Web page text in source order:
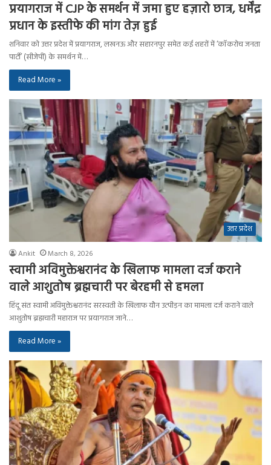
प्रयागराज में CJP के समर्थन में जमा हुए हज़ारो छात्र, धर्मेंद्र
प्रधान के इस्तीफे की मांग तेज़ हुई
शनिवार को उत्तर प्रदेश में प्रयागराज, लखनऊ और सहारनपुर समेत कई शहरों में ‘कॉकरोच जनता
पार्टी’ (सीजेपी) के समर्थन में…
Read More »
उत्तर प्रदेश
Ankit March 8, 2026
स्वामी अविमुक्तेश्वरानंद के खिलाफ मामला दर्ज कराने
वाले आशुतोष ब्रह्मचारी पर बेरहमी से हमला
हिंदू संत स्वामी अविमुक्तेश्वरानंद सरस्वती के खिलाफ यौन उत्पीड़न का मामला दर्ज कराने वाले
आशुतोष ब्रह्मचारी महाराज पर प्रयागराज जाने…
Read More »